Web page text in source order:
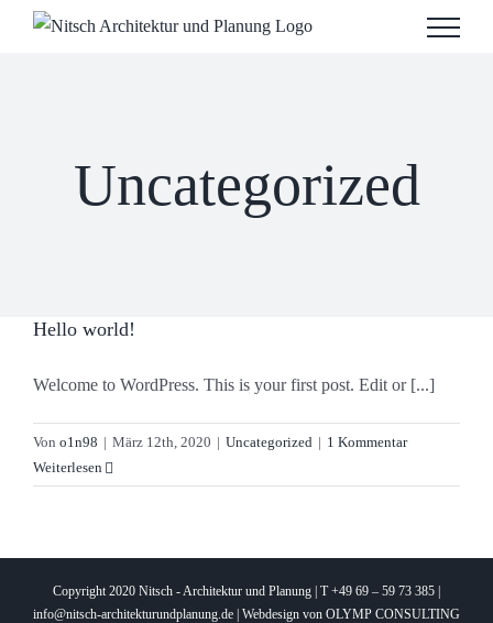
Uncategorized
Hello world!
Welcome to WordPress. This is your first post. Edit or [...]
Von o1n98 | März 12th, 2020 | Uncategorized | 1 Kommentar
Weiterlesen
Copyright 2020 Nitsch - Architektur und Planung | T +49 69 – 59 73 385 |
info@nitsch-architekturundplanung.de | Webdesign von OLYMP CONSULTING